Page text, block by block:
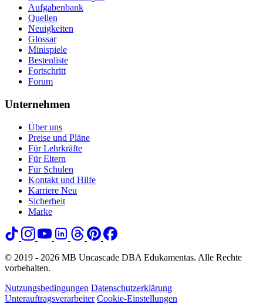
Aufgabenbank
Quellen
Neuigkeiten
Glossar
Minispiele
Bestenliste
Fortschritt
Forum
Unternehmen
Über uns
Preise und Pläne
Für Lehrkräfte
Für Eltern
Für Schulen
Kontakt und Hilfe
Karriere Neu
Sicherheit
Marke
© 2019 - 2026 MB Uncascade DBA Edukamentas. Alle Rechte
vorbehalten.
Nutzungsbedingungen Datenschutzerklärung
Unterauftragsverarbeiter Cookie-Einstellungen